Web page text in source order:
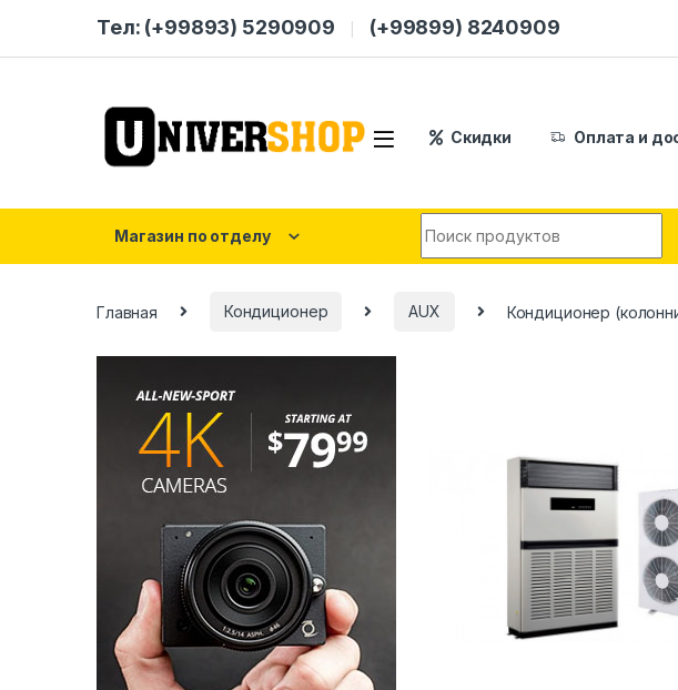
Тел: (+99893) 5290909 (+99899) 8240909
Скидки Оплата и
Магазин по отделу
Главная Кондиционер AUX Кондиционер